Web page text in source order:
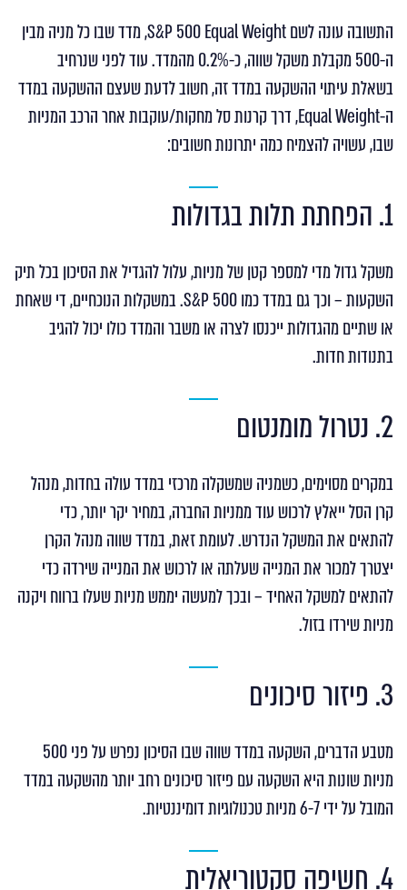
התשובה עונה לשם S&P 500 Equal Weight, מדד שבו כל מניה מבין
ה-500 מקבלת משקל שווה, כ-0.2% מהמדד. עוד לפני שנרחיב
בשאלת עיתוי ההשקעה במדד זה, חשוב לדעת שעצם ההשקעה במדד
ה-Equal Weight, דרך קרנות סל מחקות/עוקבות אחר הרכב המניות
שבו, עשויה להצמיח כמה יתרונות חשובים:
1. הפחתת תלות בגדולות
משקל גדול מדי למספר קטן של מניות, עלול להגדיל את הסיכון בכל תיק
השקעות – וכך גם במדד כמו S&P 500. במשקלות הנוכחיים, די שאחת
או שתיים מהגדולות ייכנסו לצרה או משבר והמדד כולו יכול להגיב
בתנודות חדות.
2. נטרול מומנטום
במקרים מסוימים, כשמניה שמשקלה מרכזי במדד עולה בחדות, מנהל
קרן הסל ייאלץ לרכוש עוד ממניות החברה, במחיר יקר יותר, כדי
להתאים את המשקל הנדרש. לעומת זאת, במדד שווה מנהל הקרן
יצטרך למכור את המנייה שעלתה או לרכוש את המנייה שירדה כדי
להתאים למשקל האחיד – ובכך למעשה יממש מניות שעלו ברווח ויקנה
מניות שירדו בזול.
3. פיזור סיכונים
מטבע הדברים, השקעה במדד שווה שבו הסיכון נפרש על פני 500
מניות שונות היא השקעה עם פיזור סיכונים רחב יותר מהשקעה במדד
המובל על ידי 6-7 מניות טכנולוגיות דומיננטיות.
4. חשיפה סקטוריאלית